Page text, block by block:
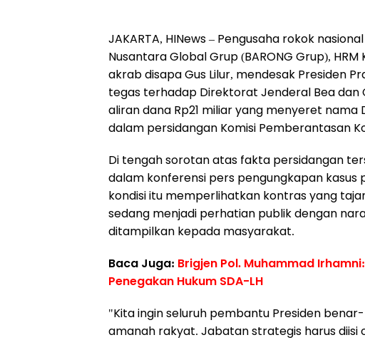
JAKARTA, HINews – Pengusaha rokok
Nusantara Global Grup (BARONG Grup),
akrab disapa Gus Lilur, mendesak Presiden
tegas terhadap Direktorat Jenderal Bea dan
aliran dana Rp21 miliar yang menyeret nama
dalam persidangan Komisi Pemberantasan
Di tengah sorotan atas fakta persidangan
dalam konferensi pers pengungkapan kasus
kondisi itu memperlihatkan kontras yang
sedang menjadi perhatian publik dengan
ditampilkan kepada masyarakat.
Baca Juga: Brigjen Pol. Muhammad
Penegakan Hukum SDA-LH
"Kita ingin seluruh pembantu Presiden
amanah rakyat. Jabatan strategis harus